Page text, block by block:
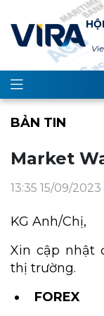
BẢN TIN
Market
13:35 15/09/2023
KG Anh/Chị,
Xin cập nhật
thị trường.
FOREX